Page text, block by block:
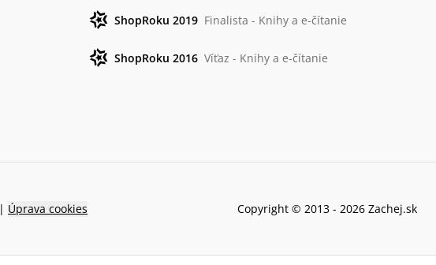
ShopRoku 2019 Finalista - Knihy a e-čítanie
ShopRoku 2016 Víťaz - Knihy a e-čítanie
| Úprava cookies Copyright © 2013 - 2026 Zachej.sk